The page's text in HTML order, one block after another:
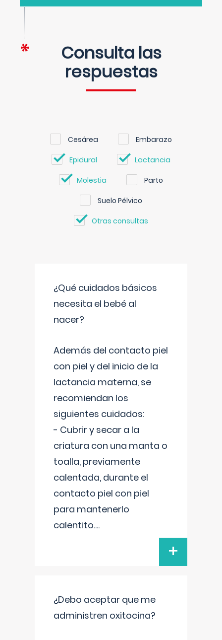
Consulta las
respuestas
Cesárea Embarazo
Epidural Lactancia
Molestia Parto
Suelo Pélvico
Otras consultas
¿Qué cuidados básicos
necesita el bebé al
nacer?
Además del contacto piel
con piel y del inicio de la
lactancia materna, se
recomiendan los
siguientes cuidados:
- Cubrir y secar a la
criatura con una manta o
toalla, previamente
calentada, durante el
contacto piel con piel
para mantenerlo
calentito....
+
¿Debo aceptar que me
administren oxitocina?